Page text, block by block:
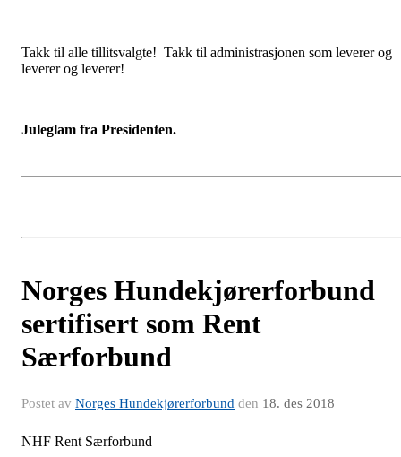
Takk til alle tillitsvalgte! Takk til administrasjonen som leverer og
leverer og leverer!
Juleglam fra Presidenten.
Norges Hundekjørerforbund
sertifisert som Rent
Særforbund
Postet av Norges Hundekjørerforbund den 18. des 2018
NHF Rent Særforbund